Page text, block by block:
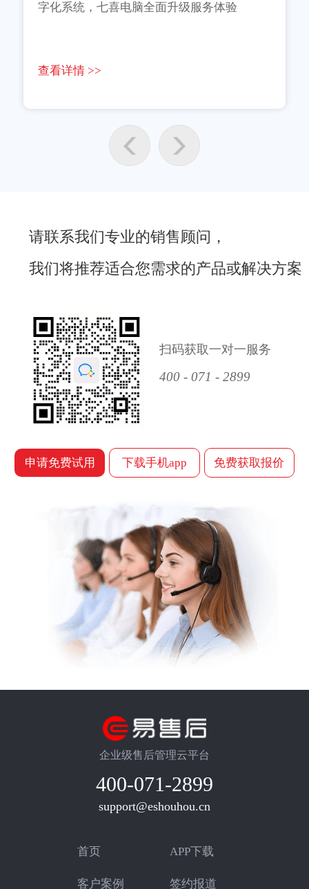
字化系统，七喜电脑全面升级服务体验
查看详情 >>
请联系我们专业的销售顾问，
我们将推荐适合您需求的产品或解决方案
扫码获取一对一服务
400 - 071 - 2899
申请免费试用 下载手机app 免费获取报价
企业级售后管理云平台
400-071-2899
support@eshouhou.cn
首页 APP下载
客户案例 签约报道